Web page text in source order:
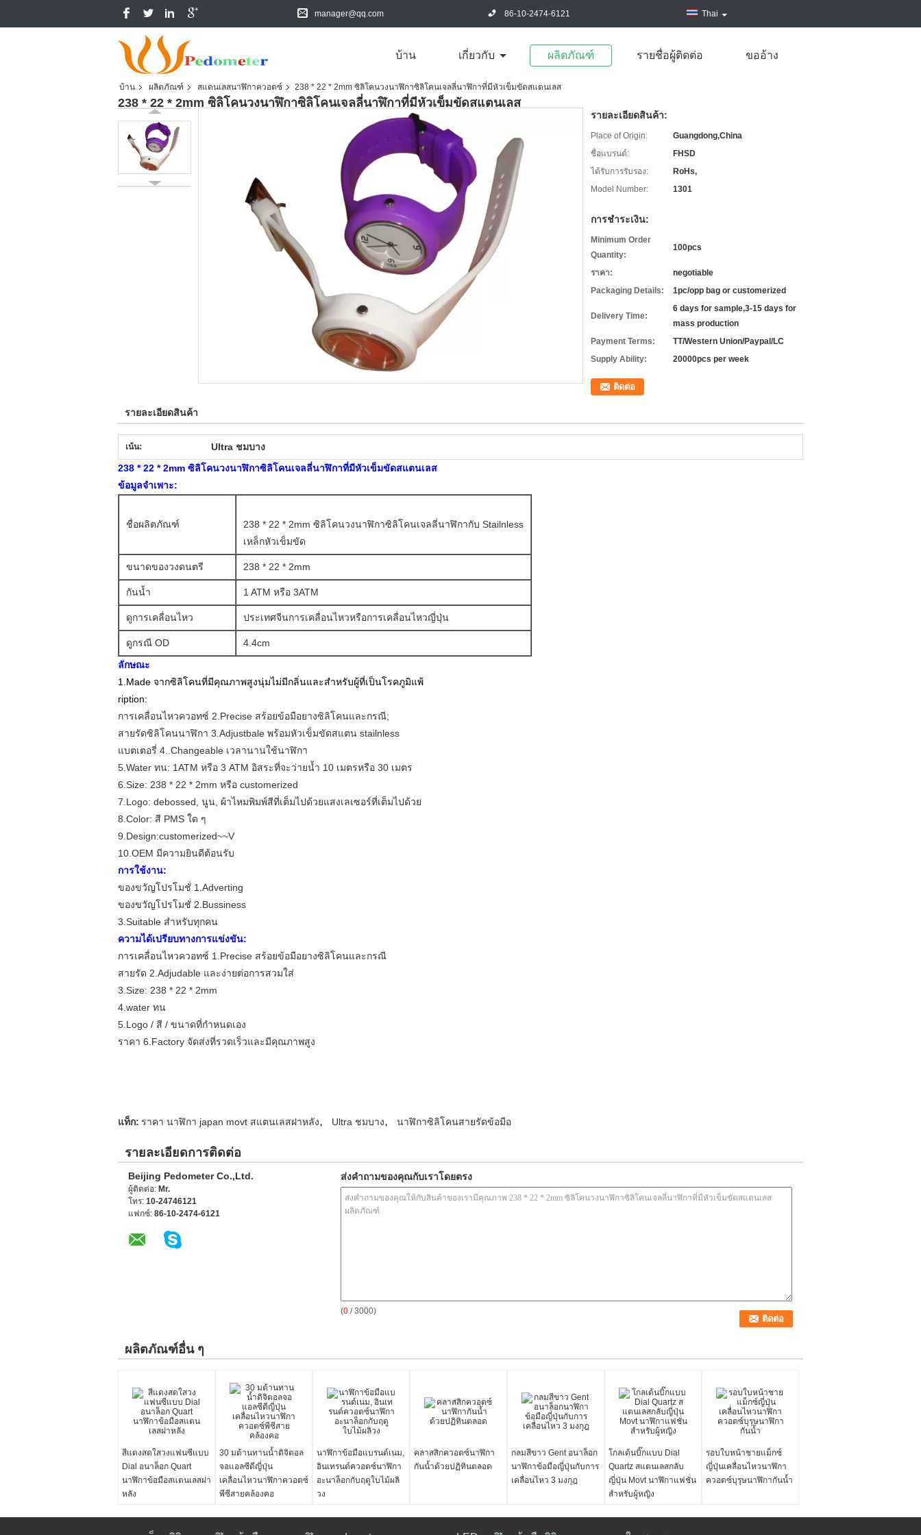
manager@qq.com 86-10-2474-6121 Thai
บ้าน เกี่ยวกับ ผลิตภัณฑ์ รายชื่อผู้ติดต่อ ขออ้าง
บ้าน ผลิตภัณฑ์ สแตนเลสนาฬิกาควอตซ์ 238 * 22 * ​​2mm ซิลิโคนวงนาฬิกาซิลิโคนเจลลี่นาฬิกาที่มีหัวเข็มขัดสแตนเลส
238 * 22 * ​​2mm ซิลิโคนวงนาฬิกาซิลิโคนเจลลี่นาฬิกาที่มีหัวเข็มขัดสแตนเลส
รายละเอียดสินค้า:
Place of Origin:
Guangdong,China
ชื่อแบรนด์:
FHSD
ได้รับการรับรอง:
RoHs,
Model Number:
1301
การชำระเงิน:
Minimum Order
Quantity:
100pcs
ราคา:
negotiable
Packaging Details:
1pc/opp bag or customerized
Delivery Time:
6 days for sample,3-15 days for
mass production
Payment Terms:
TT/Western Union/Paypal/LC
Supply Ability:
20000pcs per week
ติดต่อ
รายละเอียดสินค้า
เน้น:
Ultra ชมบาง
238 * 22 * 2mm ซิลิโคนวงนาฬิกาซิลิโคนเจลลี่นาฬิกาที่มีหัวเข็มขัดสแตนเลส
ข้อมูลจำเพาะ:
ชื่อผลิตภัณฑ์
238 * 22 * 2mm ซิลิโคนวงนาฬิกาซิลิโคนเจลลี่นาฬิกากับ Stailnless
เหล็กหัวเข็มขัด
ขนาดของวงดนตรี 238 * 22 * 2mm
กันน้ำ 1 ATM หรือ 3ATM
ดูการเคลื่อนไหว ประเทศจีนการเคลื่อนไหวหรือการเคลื่อนไหวญี่ปุ่น
ดูกรณี OD
4.4cm
ลักษณะ
1.Made จากซิลิโคนที่มีคุณภาพสูงนุ่มไม่มีกลิ่นและสำหรับผู้ที่เป็นโรคภูมิแพ้
ription:
การเคลื่อนไหวควอทซ์ 2.Precise สร้อยข้อมือยางซิลิโคนและกรณี;
สายรัดซิลิโคนนาฬิกา 3.Adjustbale พร้อมหัวเข็มขัดสแตน stailnless
แบตเตอรี่ 4..Changeable เวลานานใช้นาฬิกา
5.Water ทน: 1ATM หรือ 3 ATM อิสระที่จะว่ายน้ำ 10 เมตรหรือ 30 เมตร
6.Size: 238 * 22 * 2mm หรือ customerized
7.Logo: debossed, นูน, ผ้าไหมพิมพ์สีที่เต็มไปด้วยแสงเลเซอร์ที่เต็มไปด้วย
8.Color: สี PMS ใด ๆ
9.Design:customerized~~V
10.OEM มีความยินดีต้อนรับ
การใช้งาน:
ของขวัญโปรโมชั่ 1.Adverting
ของขวัญโปรโมชั่ 2.Bussiness
3.Suitable สำหรับทุกคน
ความได้เปรียบทางการแข่งขัน:
การเคลื่อนไหวควอทซ์ 1.Precise สร้อยข้อมือยางซิลิโคนและกรณี
สายรัด 2.Adjudable และง่ายต่อการสวมใส่
3.Size: 238 * 22 * 2mm
4.water ทน
5.Logo / สี / ขนาดที่กำหนดเอง
ราคา 6.Factory จัดส่งที่รวดเร็วและมีคุณภาพสูง
แท็ก: ราคา นาฬิกา japan movt สแตนเลสฝาหลัง, Ultra ชมบาง, นาฬิกาซิลิโคนสายรัดข้อมือ
รายละเอียดการติดต่อ
Beijing Pedometer Co.,Ltd.
ผู้ติดต่อ: Mr.
โทร: 10-24746121
แฟกซ์: 86-10-2474-6121
ส่งคำถามของคุณกับเราโดยตรง
(0 / 3000)
ผลิตภัณฑ์อื่น ๆ
สีแดงสดใสวงแฟนซีแบบ
Dial อนาล็อก Quart
นาฬิกาข้อมือสแตนเลสฝา
หลัง
30 มต้านทานน้ำดิจิตอล
จอแอลซีดีญี่ปุ่น
เคลื่อนไหวนาฬิกาควอตซ์
พีซีสายคล้องคอ
นาฬิกาข้อมือแบรนด์เนม,
อินเทรนด์ควอตซ์นาฬิกา
อะนาล็อกกับฤดูใบไม้ผลิ
วง
คลาสสิกควอตซ์นาฬิกา
กันน้ำด้วยปฏิทินตลอด
กลมสีขาว Gent อนาล็อก
นาฬิกาข้อมือญี่ปุ่นกับการ
เคลื่อนไหว 3 มงกุฎ
โกลเด้นบิ๊กแบบ Dial
Quartz สแตนเลสกลับ
ญี่ปุ่น Movt นาฬิกาแฟชั่น
สำหรับผู้หญิง
รอบใบหน้าชายแม็กซ์
ญี่ปุ่นเคลื่อนไหวนาฬิกา
ควอตซ์บุรุษนาฬิกากันน้ำ